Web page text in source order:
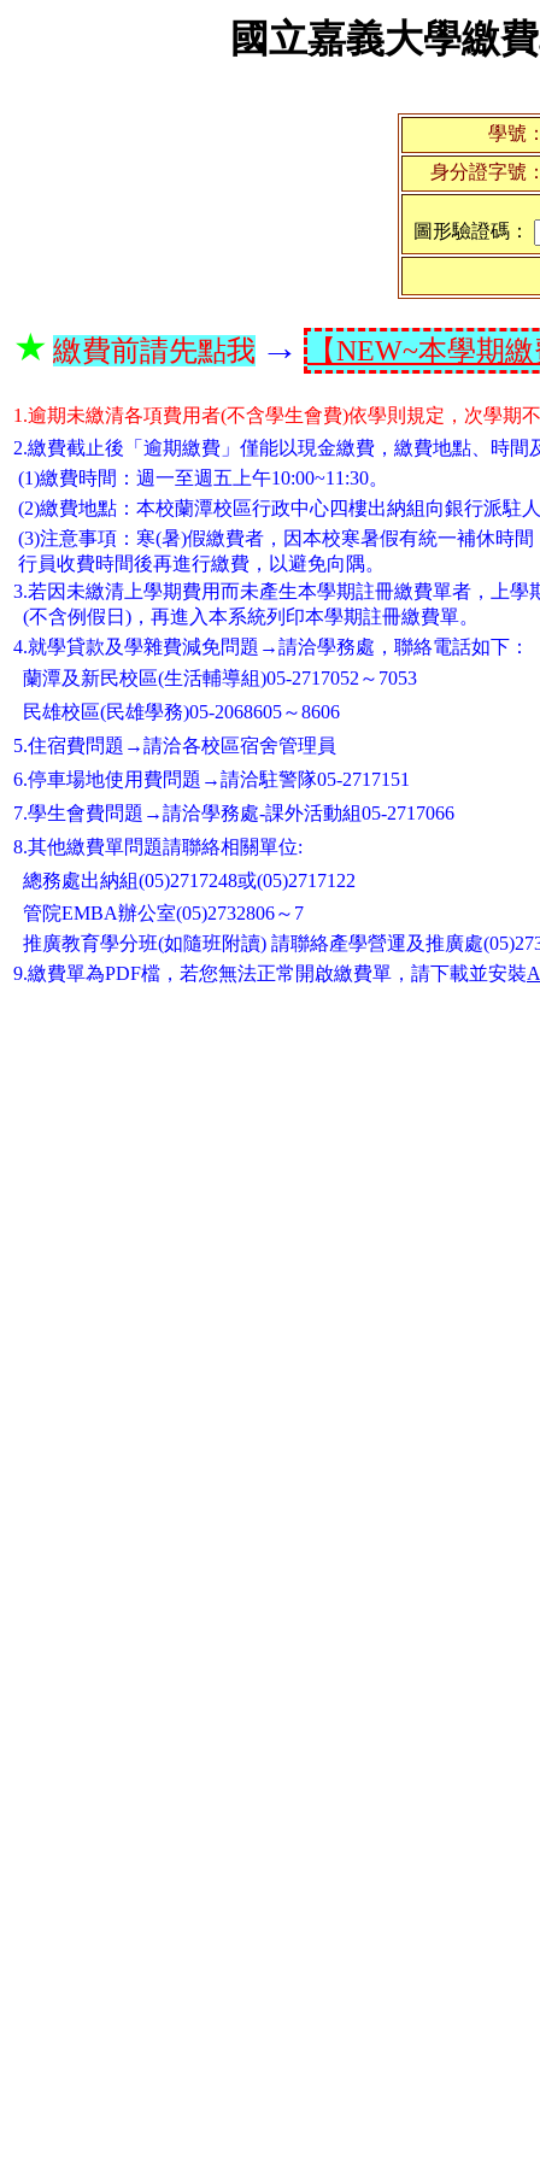
國立嘉義大學繳
學號
身分證字號
圖形驗證碼：
★ 繳費前請先點我 → 【NEW~本學期
1.逾期未繳清各項費用者(不含學生會費)依學則規定，次學期
2.繳費截止後「逾期繳費」僅能以現金繳費，繳費地點、時間
(1)繳費時間：週一至週五上午10:00~11:30。
(2)繳費地點：本校蘭潭校區行政中心四樓出納組向銀行派駐
(3)注意事項：寒(暑)假繳費者，因本校寒暑假有統一補休時
行員收費時間後再進行繳費，以避免向隅。
3.若因未繳清上學期費用而未產生本學期註冊繳費單者，上學
(不含例假日)，再進入本系統列印本學期註冊繳費單。
4.就學貸款及學雜費減免問題→請洽學務處，聯絡電話如下：
蘭潭及新民校區(生活輔導組)05-2717052～7053
民雄校區(民雄學務)05-2068605～8606
5.住宿費問題→請洽各校區宿舍管理員
6.停車場地使用費問題→請洽駐警隊05-2717151
7.學生會費問題→請洽學務處-課外活動組05-2717066
8.其他繳費單問題請聯絡相關單位:
總務處出納組(05)2717248或(05)2717122
管院EMBA辦公室(05)2732806～7
推廣教育學分班(如隨班附讀) 請聯絡產學營運及推廣處
9.繳費單為PDF檔，若您無法正常開啟繳費單，請下載並安裝